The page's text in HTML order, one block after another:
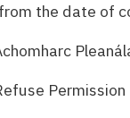
the date of
Permission